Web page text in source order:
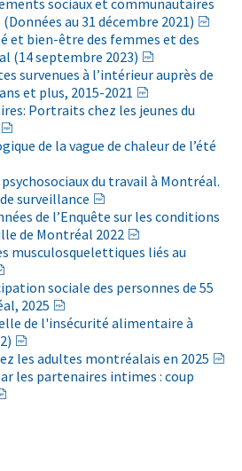
sociaux et communautaires
au 31 décembre 2021)
et bien-être des femmes et des
(14 septembre 2023)
survenues à l’intérieur auprès de
et plus, 2015-2021
Portraits chez les jeunes du
de la vague de chaleur de l’été
du travail à Montréal.
surveillance
de l’Enquête sur les conditions
de Montréal 2022
musculosquelettiques liés au
sociale des personnes de 55
2025
de l'insécurité alimentaire à
les adultes montréalais en 2025
les partenaires intimes : coup